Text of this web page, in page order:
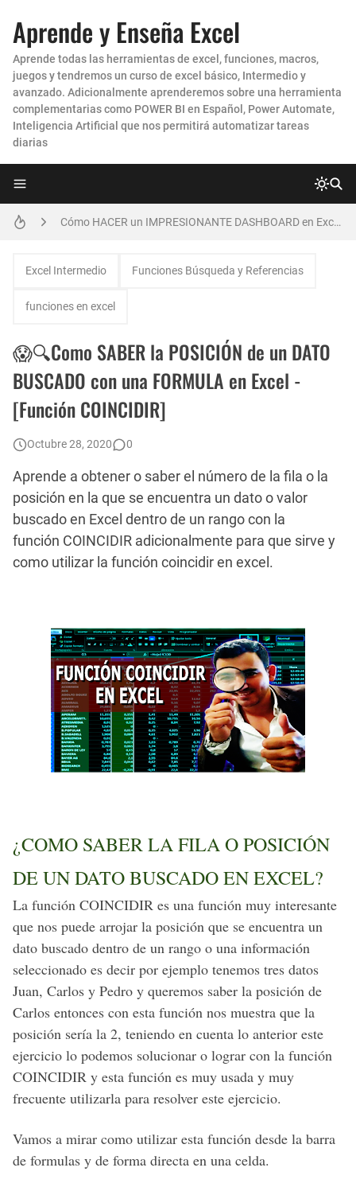
Aprende y Enseña Excel
Aprende todas las herramientas de excel, funciones, macros,
juegos y tendremos un curso de excel básico, Intermedio y
avanzado. Adicionalmente aprenderemos sobre una herramienta
complementarias como POWER BI en Español, Power Automate,
Inteligencia Artificial que nos permitirá automatizar tareas
diarias
Crea un Dashboard en Excel con ChatGPT en Minutos 🚀
Como Hacer una Conciliación Bancaria en Excel PASO A PASO
Cómo HACER un IMPRESIONANTE DASHBOARD en Excel para el CONTROL de las CUENTAS POR COBRAR CARTERA
Excel Intermedio Funciones Búsqueda y Referencias
funciones en excel
😱🔍Como SABER la POSICIÓN de un DATO
BUSCADO con una FORMULA en Excel -
[Función COINCIDIR]
Octubre 28, 2020 0
Aprende a obtener o saber el número de la fila o la
posición en la que se encuentra un dato o valor
buscado en Excel dentro de un rango con la
función COINCIDIR adicionalmente para que sirve y
como utilizar la función coincidir en excel.
¿COMO SABER LA FILA O POSICIÓN
DE UN DATO BUSCADO EN EXCEL?
La función COINCIDIR es una función muy interesante
que nos puede arrojar la posición que se encuentra un
dato buscado dentro de un rango o una información
seleccionado es decir por ejemplo tenemos tres datos
Juan, Carlos y Pedro y queremos saber la posición de
Carlos entonces con esta función nos muestra que la
posición sería la 2, teniendo en cuenta lo anterior este
ejercicio lo podemos solucionar o lograr con la función
COINCIDIR y esta función es muy usada y muy
frecuente utilizarla para resolver este ejercicio.
Vamos a mirar como utilizar esta función desde la barra
de formulas y de forma directa en una celda.